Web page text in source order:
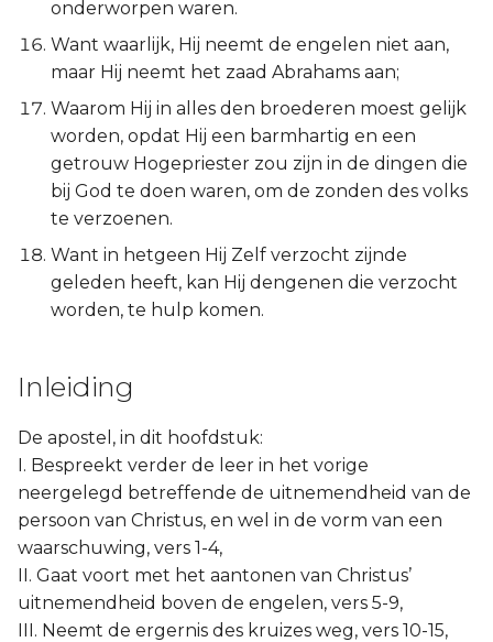
Hábakuk
Zefánja
Zacharía
Maleáchi
onderworpen waren.
Want waarlijk, Hij neemt de engelen niet aan,
maar Hij neemt het zaad Abrahams aan;
Waarom Hij in alles den broederen moest gelijk
worden, opdat Hij een barmhartig en een
getrouw Hogepriester zou zijn in de dingen die
bij God te doen waren, om de zonden des volks
te verzoenen.
Want in hetgeen Hij Zelf verzocht zijnde
geleden heeft, kan Hij dengenen die verzocht
worden, te hulp komen.
Inleiding
De apostel, in dit hoofdstuk:
I. Bespreekt verder de leer in het vorige
neergelegd betreffende de uitnemendheid van de
persoon van Christus, en wel in de vorm van een
waarschuwing, vers 1-4,
II. Gaat voort met het aantonen van Christus’
uitnemendheid boven de engelen, vers 5-9,
III. Neemt de ergernis des kruizes weg, vers 10-15,